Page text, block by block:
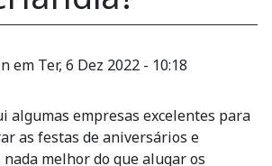
em Ter, 6 Dez 2022 - 10:18
algumas empresas excelentes para
as festas de aniversários e
melhor do que alugar os